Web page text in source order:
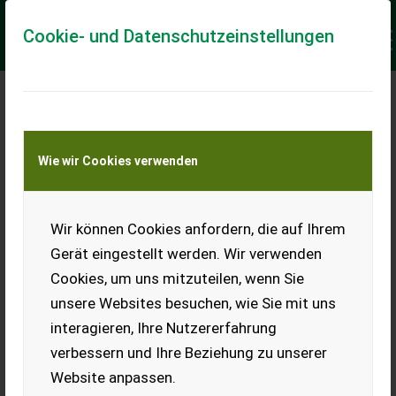
Cookie- und Datenschutzeinstellungen
Wie wir Cookies verwenden
Wir können Cookies anfordern, die auf Ihrem
Gerät eingestellt werden. Wir verwenden
Cookies, um uns mitzuteilen, wenn Sie
unsere Websites besuchen, wie Sie mit uns
interagieren, Ihre Nutzererfahrung
verbessern und Ihre Beziehung zu unserer
Website anpassen.